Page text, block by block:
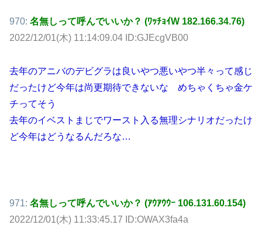
970: 名無しって呼んでいいか？ (ﾜｯﾁｮｲW 182.166.34.76)
2022/12/01(木) 11:14:09.04 ID:GJEcgVB00
去年のアニバのデビグラは良いやつ悪いやつ半々って感じ
だったけど今年は尚更期待できないな めちゃくちゃ金ケ
チってそう
去年のイベストまじでワースト入る無理シナリオだったけ
ど今年はどうなるんだろな…
971: 名無しって呼んでいいか？ (ｱｳｱｳｳｰ 106.131.60.154)
2022/12/01(木) 11:33:45.17 ID:OWAX3fa4a